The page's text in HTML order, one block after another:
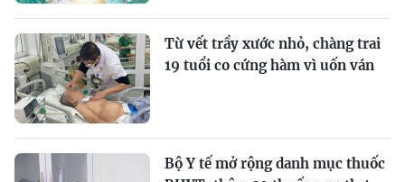
Từ vết trầy xước nhỏ, chàng trai
19 tuổi co cứng hàm vì uốn ván
Bộ Y tế mở rộng danh mục thuốc